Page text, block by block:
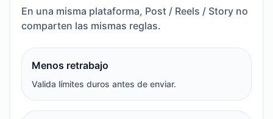
En una misma plataforma, Post / Reels / Story no
comparten las mismas reglas.
Menos retrabajo
Valida límites duros antes de enviar.